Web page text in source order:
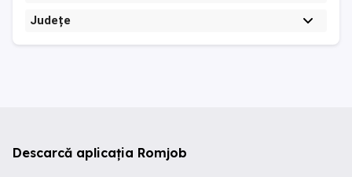
Județe
Descarcă aplicația Romjob